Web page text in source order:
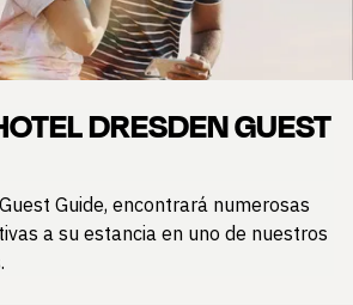
DRESDEN GUEST
Guide, encontrará numerosas
a su estancia en uno de nuestros